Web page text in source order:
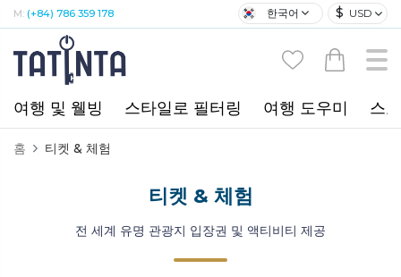
M: (+84) 786 359 178 한국어 $ USD
여행 및 웰빙 스타일로 필터링 여행 도우미 스
홈 티켓 & 체험
티켓 & 체험
전 세계 유명 관광지 입장권 및 액티비티 제공